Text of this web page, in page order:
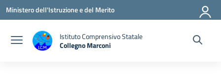
Vai ai contenuti
Vai al menu di navigazione
Vai al footer
Ministero dell'Istruzione e del Merito
Istituto Comprensivo Statale
Collegno Marconi